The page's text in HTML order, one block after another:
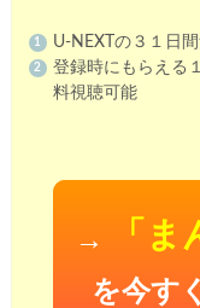
U-NEXTの３１日
登録時にもらえる
料視聴可能
→ 「
を今す